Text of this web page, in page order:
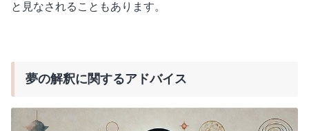
と見なされることもあります。
夢の解釈に関するアドバイス